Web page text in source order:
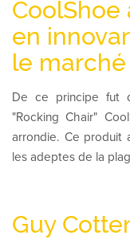
en
le
De ce principe fut
"Rocking Chair"
arrondie. Ce produit
les adeptes de la
Guy